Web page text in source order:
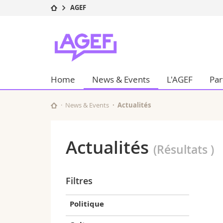
Université
Etudes
Campus
Université
Formation continue
Lettres et
Sciences
AGEF
AGEF
Home News & Events L'AGEF
News & Events Actualités
Actualités (Résultats )
Filtres
Politique